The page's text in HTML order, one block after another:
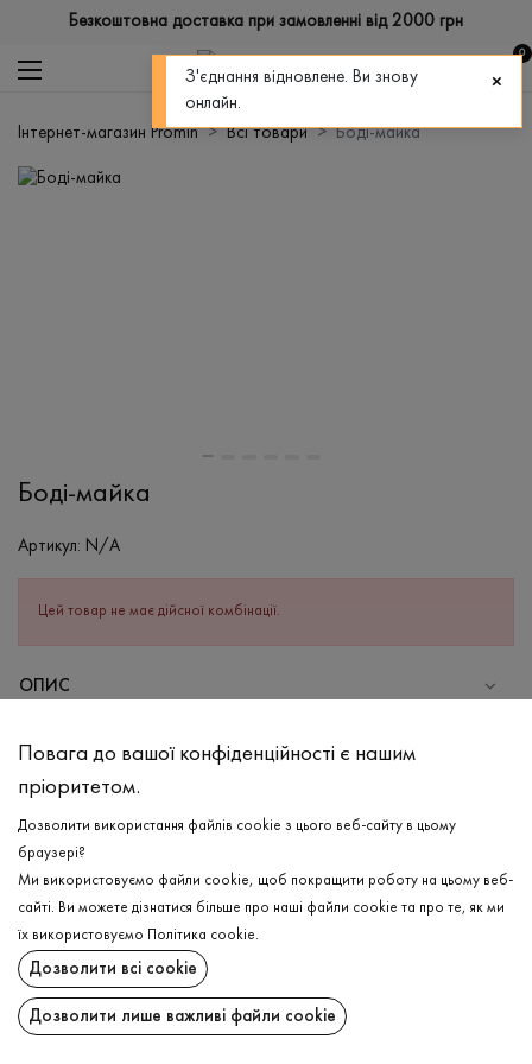
Безкоштовна доставка при замовленні від 2000 грн
0
Інтернет-магазин Promin Всі товари Боді-майка
Боді-майка
Артикул: N/A
Цей товар не має дійсної комбінації.
ОПИС
Бавовна - 95%, Еластан - 5%
Прання в холодній воді (до 30 ° C)
Відбілювання заборонено
Прасувати при низькій температурі
Не можна віджимати і сушити в пральній машині
ДОСТАВКА
ПОВЕРНЕННЯ
Повага до вашої конфіденційності є нашим
пріоритетом.
Дозволити використання файлів cookie з цього веб-сайту в цьому
браузері?
Ми використовуємо файли cookie, щоб покращити роботу на цьому веб-
сайті. Ви можете дізнатися більше про наші файли cookie та про те, як ми
їх використовуємо
Політика cookie.
Дозволити всі cookie
Дозволити лише важливі файли cookie
З'єднання відновлене. Ви знову
онлайн.